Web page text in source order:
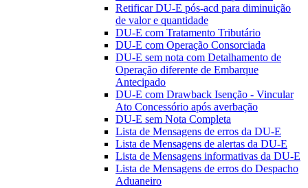
Retificar DU-E pós-acd para diminuição
de valor e quantidade
DU-E com Tratamento Tributário
DU-E com Operação Consorciada
DU-E sem nota com Detalhamento de
Operação diferente de Embarque
Antecipado
DU-E com Drawback Isenção - Vincular
Ato Concessório após averbação
DU-E sem Nota Completa
Lista de Mensagens de erros da DU-E
Lista de Mensagens de alertas da DU-E
Lista de Mensagens informativas da DU-E
Lista de Mensagens de erros do Despacho
Aduaneiro